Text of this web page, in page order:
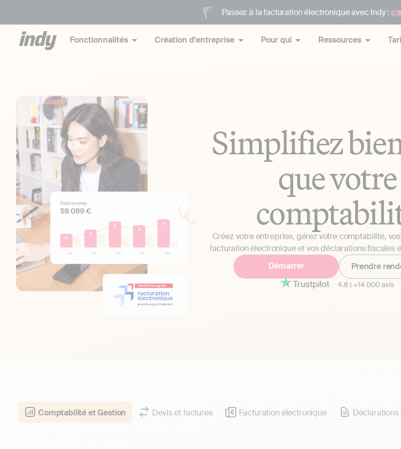
Passez à la facturation électronique avec Indy :
Fonctionnalités Création d'entreprise Pour qui Ressources
Simplifiez
que votre
Créez votre entreprise, gérez votre comptabilité,
facturation électronique et vos déclarations fiscales
Démarrer
Prendre
4.8 | +14 000 avis
Comptabilité et Gestion Devis et factures Facturation électronique Déclarations